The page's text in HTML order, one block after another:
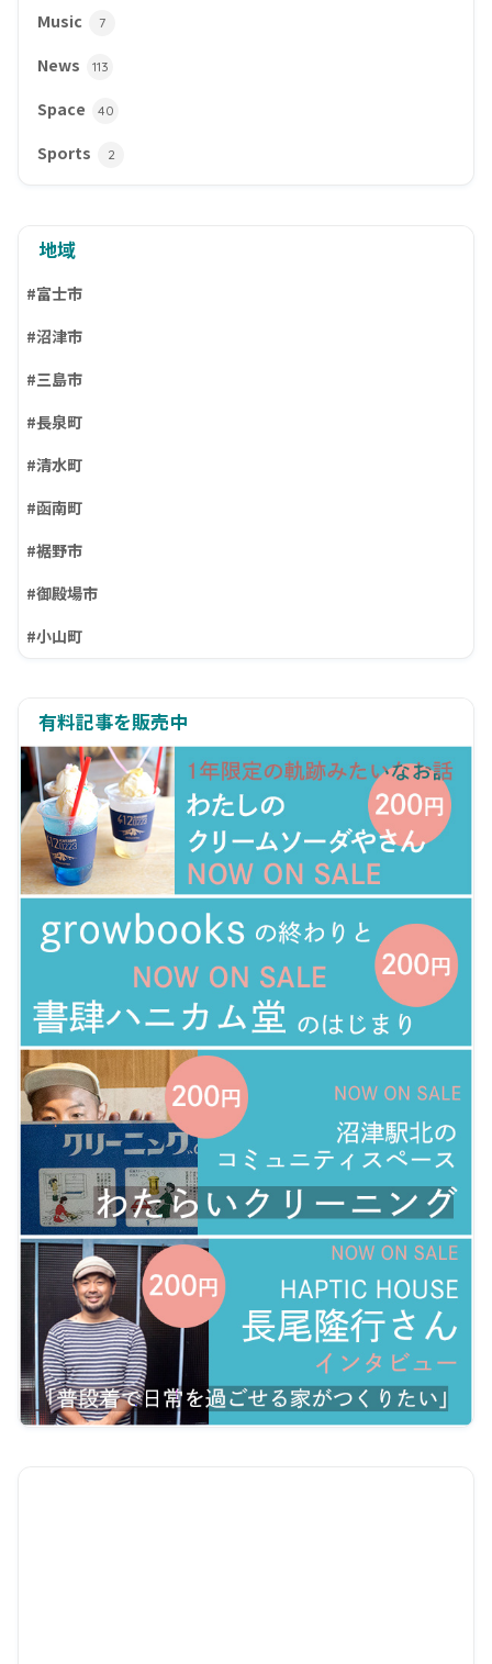
Music 7
News 113
Space 40
Sports 2
地域
#富士市
#沼津市
#三島市
#長泉町
#清水町
#函南町
#裾野市
#御殿場市
#小山町
有料記事を販売中